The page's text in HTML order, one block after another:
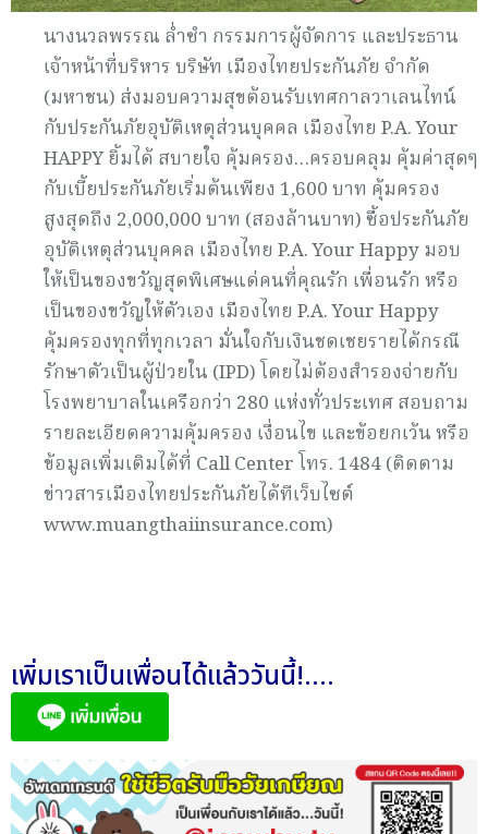
นางนวลพรรณ ล่ำซำ กรรมการผู้จัดการ และประธาน
เจ้าหน้าที่บริหาร บริษัท เมืองไทยประกันภัย จำกัด
(มหาชน) ส่งมอบความสุขต้อนรับเทศกาลวาเลนไทน์
กับประกันภัยอุบัติเหตุส่วนบุคคล เมืองไทย P.A. Your
HAPPY ยิ้มได้ สบายใจ คุ้มครอง…ครอบคลุม คุ้มค่าสุดๆ
กับเบี้ยประกันภัยเริ่มต้นเพียง 1,600 บาท คุ้มครอง
สูงสุดถึง 2,000,000 บาท (สองล้านบาท) ซื้อประกันภัย
อุบัติเหตุส่วนบุคคล เมืองไทย P.A. Your Happy มอบ
ให้เป็นของขวัญสุดพิเศษแด่คนที่คุณรัก เพื่อนรัก หรือ
เป็นของขวัญให้ตัวเอง เมืองไทย P.A. Your Happy
คุ้มครองทุกที่ทุกเวลา มั่นใจกับเงินชดเชยรายได้กรณี
รักษาตัวเป็นผู้ป่วยใน (IPD) โดยไม่ต้องสำรองจ่ายกับ
โรงพยาบาลในเครือกว่า 280 แห่งทั่วประเทศ สอบถาม
รายละเอียดความคุ้มครอง เงื่อนไข และข้อยกเว้น หรือ
ข้อมูลเพิ่มเติมได้ที่ Call Center โทร. 1484 (ติดตาม
ข่าวสารเมืองไทยประกันภัยได้ทีเว็บไซต์
www.muangthaiinsurance.com)
เพิ่มเราเป็นเพื่อนได้แล้ววันนี้!....